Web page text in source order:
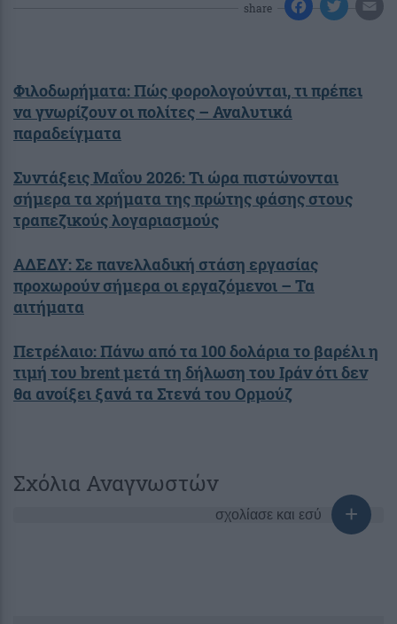
share
Φιλοδωρήματα: Πώς φορολογούνται, τι πρέπει
να γνωρίζουν οι πολίτες – Αναλυτικά
παραδείγματα
Συντάξεις Μαΐου 2026: Τι ώρα πιστώνονται
σήμερα τα χρήματα της πρώτης φάσης στους
τραπεζικούς λογαριασμούς
ΑΔΕΔΥ: Σε πανελλαδική στάση εργασίας
προχωρούν σήμερα οι εργαζόμενοι – Τα
αιτήματα
Πετρέλαιο: Πάνω από τα 100 δολάρια το βαρέλι η
τιμή του brent μετά τη δήλωση του Ιράν ότι δεν
θα ανοίξει ξανά τα Στενά του Ορμούζ
Σχόλια Αναγνωστών
σχολίασε και εσύ